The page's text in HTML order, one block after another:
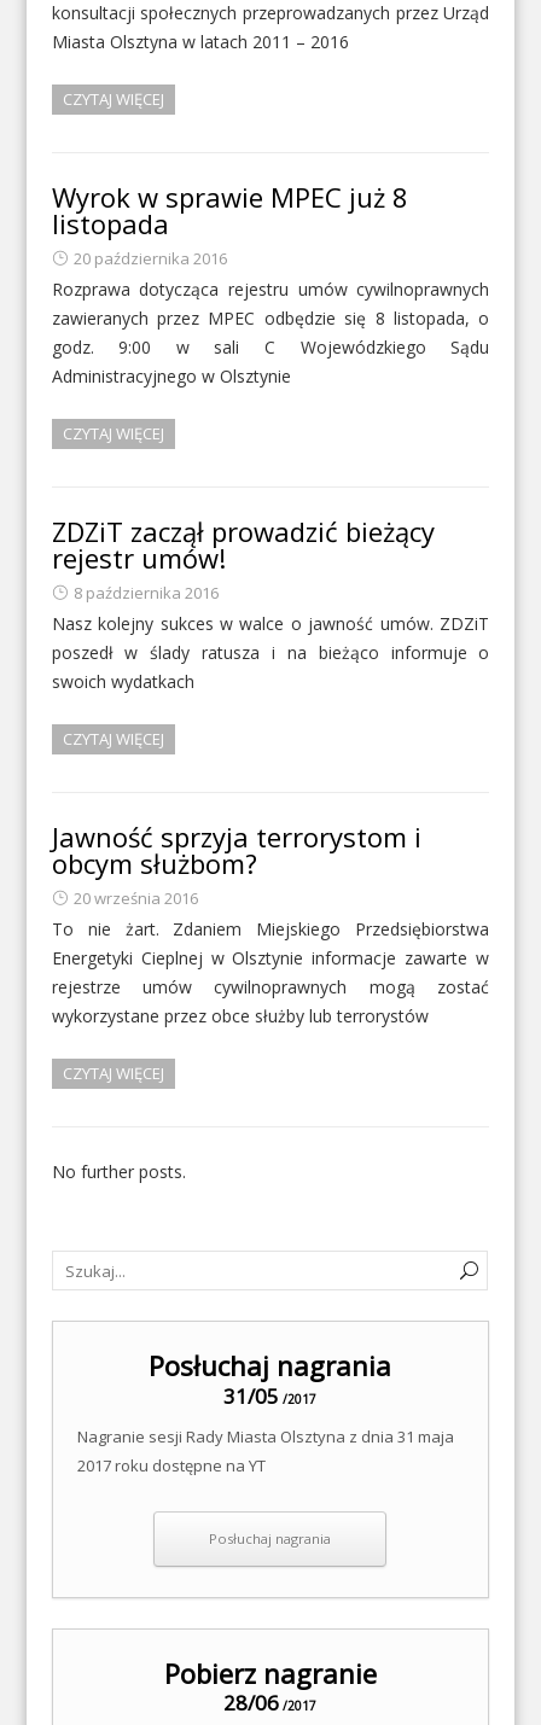
konsultacji społecznych przeprowadzanych przez Urząd
Miasta Olsztyna w latach 2011 – 2016
CZYTAJ WIĘCEJ
Wyrok w sprawie MPEC już 8
listopada
20 października 2016
Rozprawa dotycząca rejestru umów cywilnoprawnych
zawieranych przez MPEC odbędzie się 8 listopada, o
godz. 9:00 w sali C Wojewódzkiego Sądu
Administracyjnego w Olsztynie
CZYTAJ WIĘCEJ
ZDZiT zaczął prowadzić bieżący
rejestr umów!
8 października 2016
Nasz kolejny sukces w walce o jawność umów. ZDZiT
poszedł w ślady ratusza i na bieżąco informuje o
swoich wydatkach
CZYTAJ WIĘCEJ
Jawność sprzyja terrorystom i
obcym służbom?
20 września 2016
To nie żart. Zdaniem Miejskiego Przedsiębiorstwa
Energetyki Cieplnej w Olsztynie informacje zawarte w
rejestrze umów cywilnoprawnych mogą zostać
wykorzystane przez obce służby lub terrorystów
CZYTAJ WIĘCEJ
No further posts.
Posłuchaj nagrania
31/05 /2017
Nagranie sesji Rady Miasta Olsztyna z dnia 31 maja
2017 roku dostępne na YT
Posłuchaj nagrania
Pobierz nagranie
28/06 /2017